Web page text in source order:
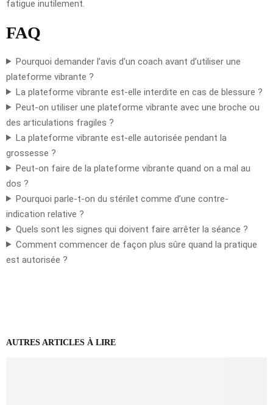
fatigue inutilement.
FAQ
Pourquoi demander l’avis d’un coach avant d’utiliser une
plateforme vibrante ?
La plateforme vibrante est-elle interdite en cas de blessure ?
Peut-on utiliser une plateforme vibrante avec une broche ou
des articulations fragiles ?
La plateforme vibrante est-elle autorisée pendant la
grossesse ?
Peut-on faire de la plateforme vibrante quand on a mal au
dos ?
Pourquoi parle-t-on du stérilet comme d’une contre-
indication relative ?
Quels sont les signes qui doivent faire arrêter la séance ?
Comment commencer de façon plus sûre quand la pratique
est autorisée ?
AUTRES ARTICLES À LIRE